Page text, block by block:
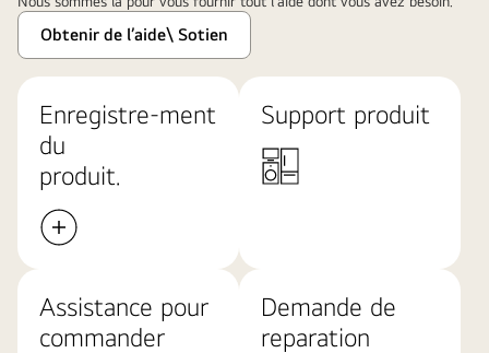
Obtenir de l’aide\ Sotien
Enregistre-ment
du
produit.
Support produit
Assistance pour
commander
Demande de
reparation​